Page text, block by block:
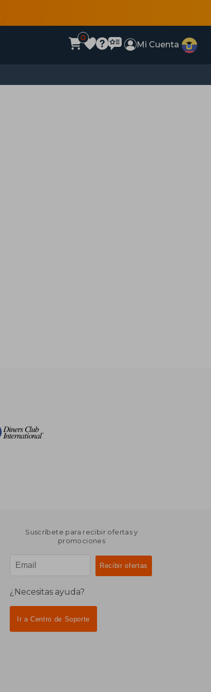
0
Mi Cuenta
Suscríbete para recibir ofertas y
promociones
¿Necesitas ayuda?
Ir a Centro de Soporte